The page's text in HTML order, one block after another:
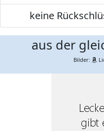
keine
aus der
Bilder: